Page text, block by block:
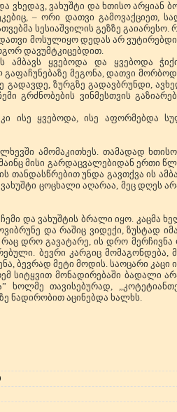
ვხედავ, ვახუშტი და ხთისო არყიან
– ორი დათვი გამოვაქციეთ,
სესიაშვილის გეზზე გაიარესო.
დათვი მოსულიყო დედას არ
დავუმტკიცებდით.
ამბავს ყვებოდა და ყვებოდა
მეგონა, დათვი
ზურგზე გადავბრუნდი,
გრძნობების ვინმესთვის
ისე ყვებოდა, ისე აფორმებდა
ამომაკითხეს. თამადად ხთისო
მისი გარდაცვალებიდან ერთი
უნდა გავთქვა ის
ცოცხალი აღარაა, მეც დღეს
და ვახუშტის ბრალი იყო. კაცმა
და რაშიც ვიდექი, ზუსტად
რაც დრო გავატარე, ის დრო
ბევრი კარგიც მომაგონდება,
ბევრად მეტი მოდის. საოცარი კაცი
სიტყვით მონადირებაში ბადალი
თავისებურად,
ნადირობით აცინებდა ხალხს.